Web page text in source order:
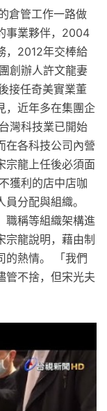
倉管工作一路做
事業夥伴，2004
，2012年交棒給
創辦人許文龍妻
接任奇美實業董
，近年多在集團企
灣科技業已開始
在各科技公司內營
宗龍上任後必須面
獲利的店中店咖
分配與組織。
職稱等組織架構進
宗龍說明，藉由制
的熱情。 「我們
管不捨，但宋光夫